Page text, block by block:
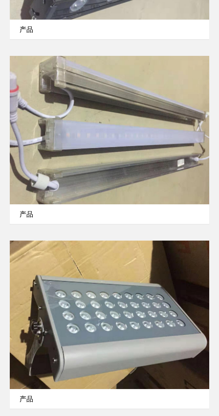
产品
产品
产品